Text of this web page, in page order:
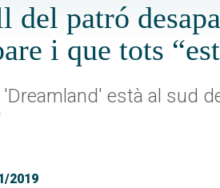
del patró
i que tots
'Dreamland' està al sud
2019